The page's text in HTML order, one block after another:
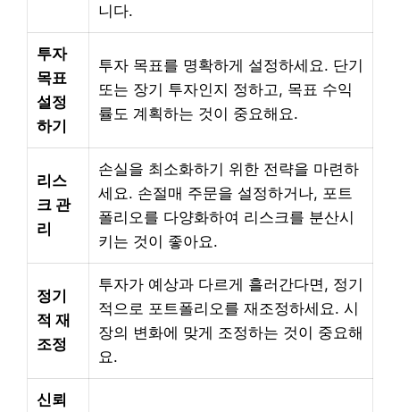
니다.
투자
목표
설정
하기
투자 목표를 명확하게 설정하세요. 단기
또는 장기 투자인지 정하고, 목표 수익
률도 계획하는 것이 중요해요.
리스
크 관
리
손실을 최소화하기 위한 전략을 마련하
세요. 손절매 주문을 설정하거나, 포트
폴리오를 다양화하여 리스크를 분산시
키는 것이 좋아요.
정기
적 재
조정
투자가 예상과 다르게 흘러간다면, 정기
적으로 포트폴리오를 재조정하세요. 시
장의 변화에 맞게 조정하는 것이 중요해
요.
신뢰